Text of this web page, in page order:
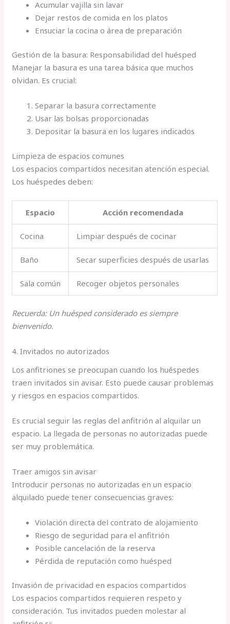
Acumular vajilla sin lavar
Dejar restos de comida en los platos
Ensuciar la cocina o área de preparación
Gestión de la basura: Responsabilidad del huésped
Manejar la basura es una tarea básica que muchos
olvidan. Es crucial:
Separar la basura correctamente
Usar las bolsas proporcionadas
Depositar la basura en los lugares indicados
Limpieza de espacios comunes
Los espacios compartidos necesitan atención especial.
Los huéspedes deben:
Espacio Acción recomendada
Cocina Limpiar después de cocinar
Baño Secar superficies después de usarlas
Sala común Recoger objetos personales
Recuerda: Un huésped considerado es siempre
bienvenido.
4. Invitados no autorizados
Los anfitriones se preocupan cuando los huéspedes
traen invitados sin avisar. Esto puede causar problemas
y riesgos en espacios compartidos.
Es crucial seguir las reglas del anfitrión al alquilar un
espacio. La llegada de personas no autorizadas puede
ser muy problemática.
Traer amigos sin avisar
Introducir personas no autorizadas en un espacio
alquilado puede tener consecuencias graves:
Violación directa del contrato de alojamiento
Riesgo de seguridad para el anfitrión
Posible cancelación de la reserva
Pérdida de reputación como huésped
Invasión de privacidad en espacios compartidos
Los espacios compartidos requieren respeto y
consideración. Tus invitados pueden molestar al